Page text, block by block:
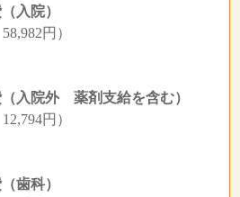
（入院）
円）
（入院外 薬剤支給を含む）
円）
（歯科）